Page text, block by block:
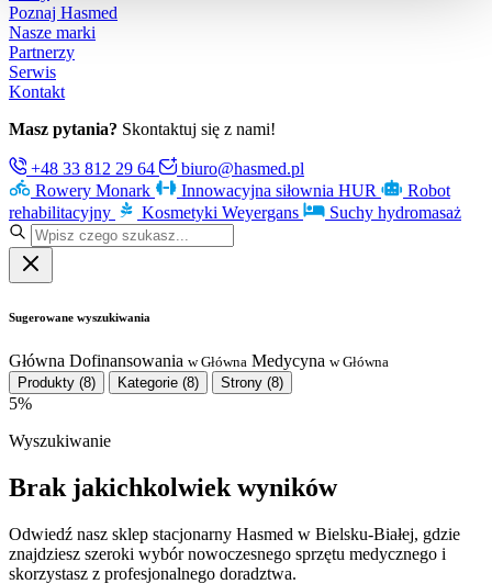
Poznaj Hasmed
Nasze marki
Partnerzy
Serwis
Kontakt
Masz pytania? Skontaktuj się z nami!
+48 33 812 29 64
biuro@hasmed.pl
Rowery Monark
Innowacyjna siłownia HUR
Robot
rehabilitacyjny
Kosmetyki Weyergans Suchy hydromasaż
Sugerowane wyszukiwania
Główna Dofinansowania w Główna Medycyna w Główna
Produkty (8) Kategorie (8) Strony (8)
5%
Wyszukiwanie
Brak jakichkolwiek wyników
Odwiedź nasz sklep stacjonarny Hasmed w Bielsku-Białej, gdzie
znajdziesz szeroki wybór nowoczesnego sprzętu medycznego i
skorzystasz z profesjonalnego doradztwa.